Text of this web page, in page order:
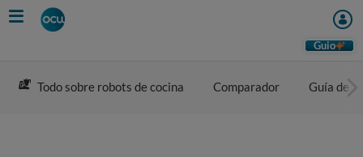
Skip
to
Guio
Todo sobre robots de cocina Comparador Guía de